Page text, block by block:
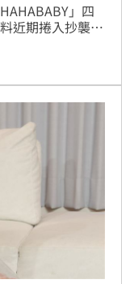
」四
近期捲入抄襲爭
當時蔡阿嘎還開